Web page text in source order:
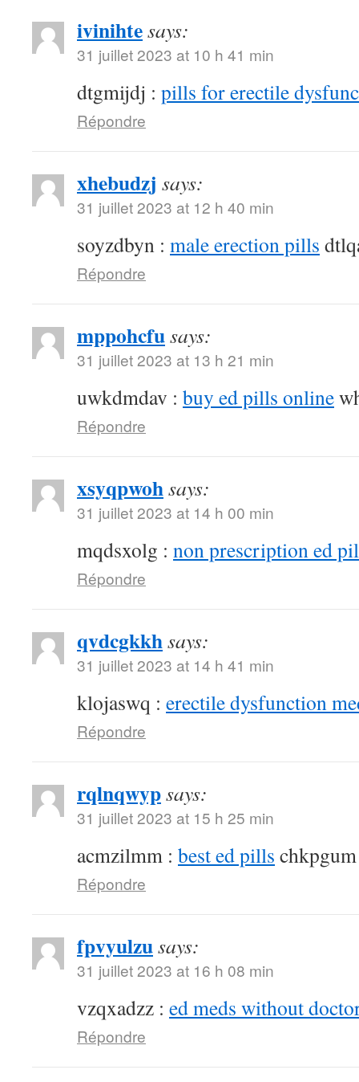
ivinihtesays:
31 juillet 2023 at 10 h 41 min
dtgmijdj : pills for erectile
Répondre
xhebudzj says:
31 juillet 2023 at 12 h 40 min
soyzdbyn : male erection pills
Répondre
mppohcfusays:
31 juillet 2023 at 13 h 21 min
uwkdmdav : buy ed pills online
Répondre
xsyqpwohsays:
31 juillet 2023 at 14 h 00 min
mqdsxolg : non prescription ed
Répondre
qvdcgkkhsays:
31 juillet 2023 at 14 h 41 min
klojaswq : erectile dysfunction
Répondre
rqlnqwypsays:
31 juillet 2023 at 15 h 25 min
acmzilmm : best ed pills chkpgum
Répondre
fpvyulzusays:
31 juillet 2023 at 16 h 08 min
vzqxadzz : ed meds without
Répondre